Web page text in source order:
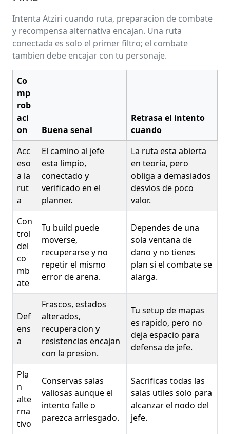
Intenta Atziri cuando ruta, preparacion de combate
y recompensa alternativa encajan. Una ruta
conectada es solo el primer filtro; el combate
tambien debe encajar con tu personaje.
Co
mp
rob
aci
on
Buena senal
Retrasa el intento
cuando
Acc
eso
a la
rut
a
El camino al jefe
esta limpio,
conectado y
verificado en el
planner.
La ruta esta abierta
en teoria, pero
obliga a demasiados
desvios de poco
valor.
Con
trol
del
co
mb
ate
Tu build puede
moverse,
recuperarse y no
repetir el mismo
error de arena.
Dependes de una
sola ventana de
dano y no tienes
plan si el combate se
alarga.
Def
ens
a
Frascos, estados
alterados,
recuperacion y
resistencias encajan
con la presion.
Tu setup de mapas
es rapido, pero no
deja espacio para
defensa de jefe.
Pla
n
alte
rna
tivo
Conservas salas
valiosas aunque el
intento falle o
parezca arriesgado.
Sacrificas todas las
salas utiles solo para
alcanzar el nodo del
jefe.